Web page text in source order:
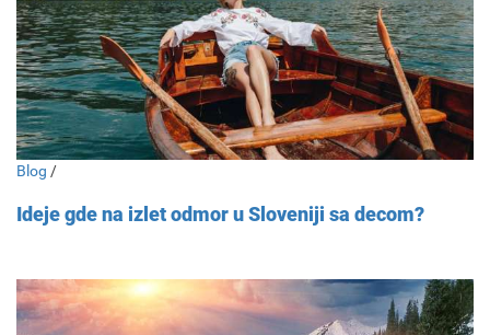
Blog /
Ideje gde na izlet odmor u Sloveniji sa decom?